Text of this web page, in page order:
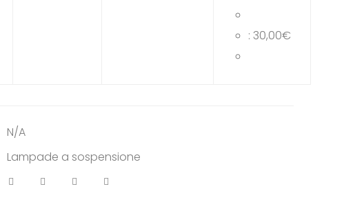
: 30,00€
N/A
Lampade a sospensione